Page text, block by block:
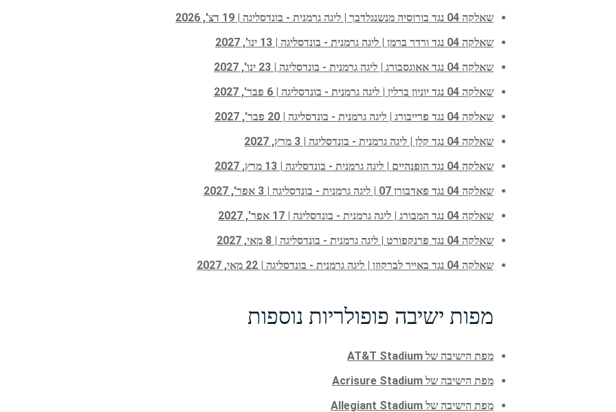
שאלקה 04 נגד בורוסיה מנשנגלדבך | ליגה גרמנית - בונדסליגה | 19 דצ', 2026
שאלקה 04 נגד ורדר ברמן | ליגה גרמנית - בונדסליגה | 13 ינו', 2027
שאלקה 04 נגד אאוגסבורג | ליגה גרמנית - בונדסליגה | 23 ינו', 2027
שאלקה 04 נגד יוניון ברלין | ליגה גרמנית - בונדסליגה | 6 פבר', 2027
שאלקה 04 נגד פרייבורג | ליגה גרמנית - בונדסליגה | 20 פבר', 2027
שאלקה 04 נגד קלן | ליגה גרמנית - בונדסליגה | 3 מרץ, 2027
שאלקה 04 נגד הופנהיים | ליגה גרמנית - בונדסליגה | 13 מרץ, 2027
שאלקה 04 נגד פאדבורן 07 | ליגה גרמנית - בונדסליגה | 3 אפר', 2027
שאלקה 04 נגד המבורג | ליגה גרמנית - בונדסליגה | 17 אפר', 2027
שאלקה 04 נגד פרנקפורט | ליגה גרמנית - בונדסליגה | 8 מאי, 2027
שאלקה 04 נגד באייר לברקוזן | ליגה גרמנית - בונדסליגה | 22 מאי, 2027
מפות ישיבה פופולריות נוספות
מפת הישיבה של AT&T Stadium
מפת הישיבה של Acrisure Stadium
מפת הישיבה של Allegiant Stadium